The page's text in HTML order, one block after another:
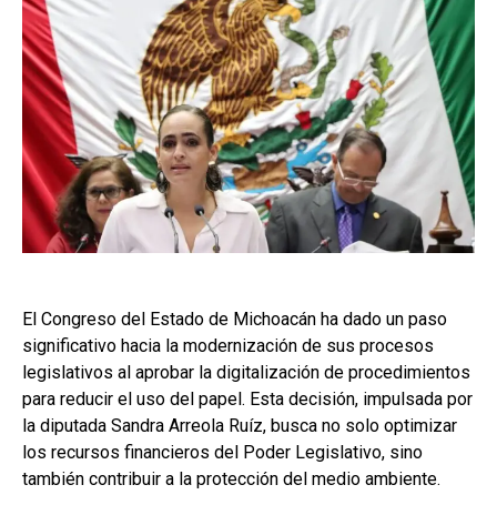
El Congreso del Estado de Michoacán ha dado un paso
significativo hacia la modernización de sus procesos
legislativos al aprobar la digitalización de procedimientos
para reducir el uso del papel. Esta decisión, impulsada por
la diputada Sandra Arreola Ruíz, busca no solo optimizar
los recursos financieros del Poder Legislativo, sino
también contribuir a la protección del medio ambiente.